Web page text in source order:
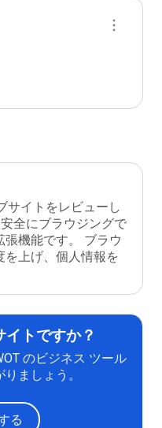
サイトをレビューし
全にブラウジングで
機能です。 ブラウ
上げ、個人情報を
トですか？
のビジネス ツール
ましょう。
る